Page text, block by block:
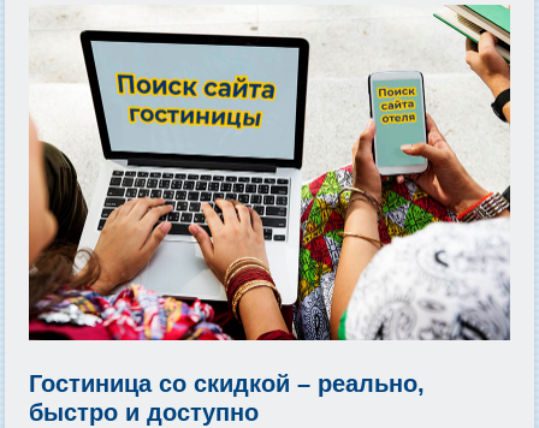
Гостиница со скидкой – реально,
быстро и доступно